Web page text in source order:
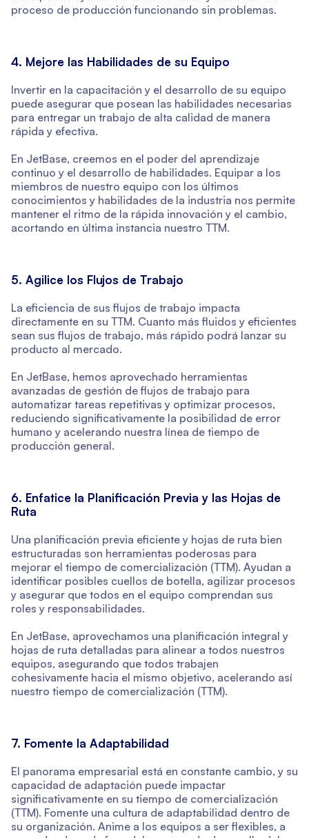
proceso de producción funcionando sin problemas.
4. Mejore las Habilidades de su Equipo
Invertir en la capacitación y el desarrollo de su equipo
puede asegurar que posean las habilidades necesarias
para entregar un trabajo de alta calidad de manera
rápida y efectiva.
En JetBase, creemos en el poder del aprendizaje
continuo y el desarrollo de habilidades. Equipar a los
miembros de nuestro equipo con los últimos
conocimientos y habilidades de la industria nos permite
mantener el ritmo de la rápida innovación y el cambio,
acortando en última instancia nuestro TTM.
5. Agilice los Flujos de Trabajo
La eficiencia de sus flujos de trabajo impacta
directamente en su TTM. Cuanto más fluidos y eficientes
sean sus flujos de trabajo, más rápido podrá lanzar su
producto al mercado.
En JetBase, hemos aprovechado herramientas
avanzadas de gestión de flujos de trabajo para
automatizar tareas repetitivas y optimizar procesos,
reduciendo significativamente la posibilidad de error
humano y acelerando nuestra línea de tiempo de
producción general.
6. Enfatice la Planificación Previa y las Hojas de
Ruta
Una planificación previa eficiente y hojas de ruta bien
estructuradas son herramientas poderosas para
mejorar el tiempo de comercialización (TTM). Ayudan a
identificar posibles cuellos de botella, agilizar procesos
y asegurar que todos en el equipo comprendan sus
roles y responsabilidades.
En JetBase, aprovechamos una planificación integral y
hojas de ruta detalladas para alinear a todos nuestros
equipos, asegurando que todos trabajen
cohesivamente hacia el mismo objetivo, acelerando así
nuestro tiempo de comercialización (TTM).
7. Fomente la Adaptabilidad
El panorama empresarial está en constante cambio, y su
capacidad de adaptación puede impactar
significativamente en su tiempo de comercialización
(TTM). Fomente una cultura de adaptabilidad dentro de
su organización. Anime a los equipos a ser flexibles, a